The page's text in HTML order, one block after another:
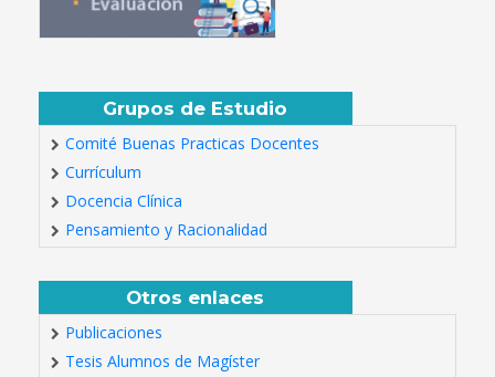
Grupos de Estudio
Comité Buenas Practicas Docentes
Currículum
Docencia Clínica
Pensamiento y Racionalidad
Otros enlaces
Publicaciones
Tesis Alumnos de Magíster